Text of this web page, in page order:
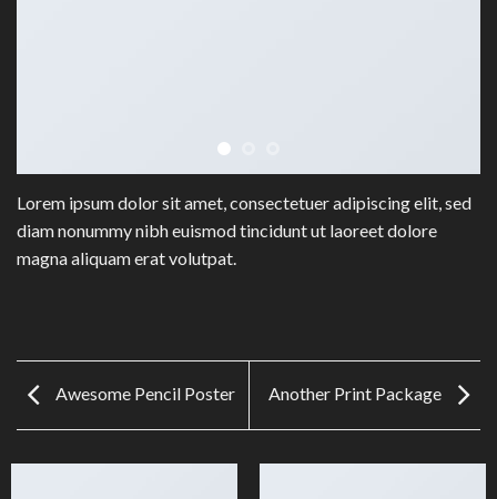
Lorem ipsum dolor sit amet, consectetuer adipiscing elit, sed
diam nonummy nibh euismod tincidunt ut laoreet dolore
magna aliquam erat volutpat.
Awesome Pencil Poster Another Print Package